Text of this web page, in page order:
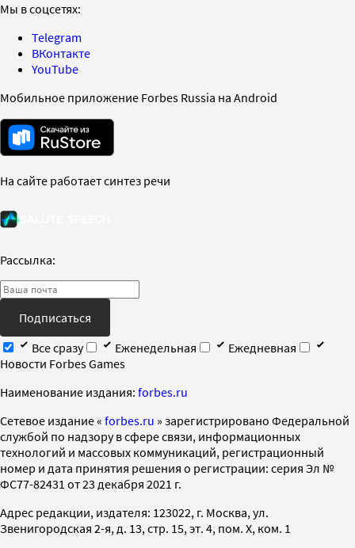
Мы в соцсетях:
Telegram
ВКонтакте
YouTube
Мобильное приложение Forbes Russia на Android
На сайте работает синтез речи
Рассылка:
Подписаться
Все сразу
Еженедельная
Ежедневная
Новости Forbes Games
Наименование издания: forbes.ru
Cетевое издание « forbes.ru » зарегистрировано Федеральной
службой по надзору в сфере связи, информационных
технологий и массовых коммуникаций, регистрационный
номер и дата принятия решения о регистрации: серия Эл №
ФС77-82431 от 23 декабря 2021 г.
Адрес редакции, издателя: 123022, г. Москва, ул.
Звенигородская 2-я, д. 13, стр. 15, эт. 4, пом. X, ком. 1